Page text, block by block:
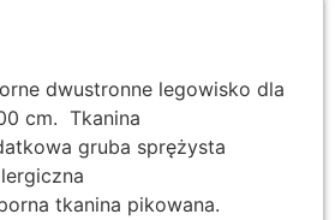
dwustronne legowisko dla
cm. Tkanina
gruba sprężysta
tkanina pikowana.